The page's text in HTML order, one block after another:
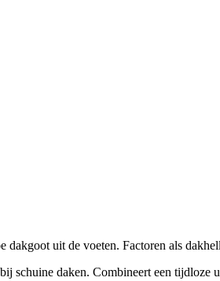
uit de voeten. Factoren als
schuine daken. Combineert een tijdloze